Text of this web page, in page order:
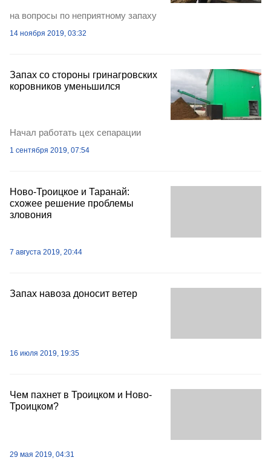
на вопросы по неприятному запаху
14 ноября 2019, 03:32
Запах со стороны гринагровских
коровников уменьшился
Начал работать цех сепарации
1 сентября 2019, 07:54
Ново-Троицкое и Таранай:
схожее решение проблемы
зловония
7 августа 2019, 20:44
Запах навоза доносит ветер
16 июля 2019, 19:35
Чем пахнет в Троицком и Ново-
Троицком?
29 мая 2019, 04:31